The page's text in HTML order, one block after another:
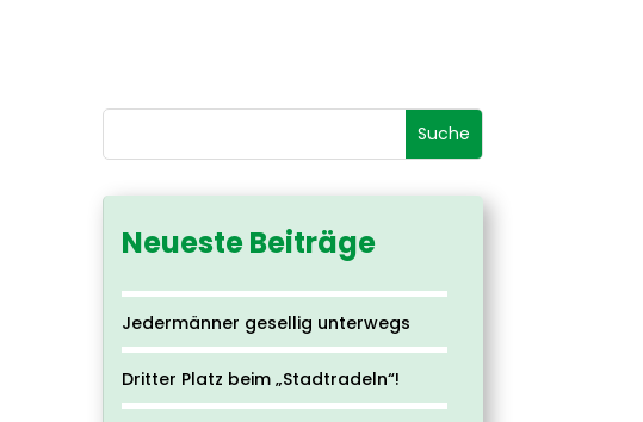
Neueste Beiträge
Jedermänner gesellig unterwegs
Dritter Platz beim „Stadtradeln“!